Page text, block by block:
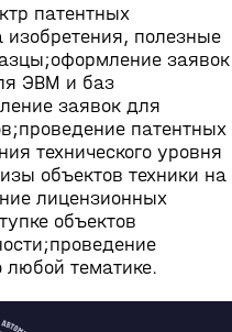
патентных
полезные
заявок
ЭВМ и баз
заявок для
патентных
технического уровня
объектов техники на
лицензионных
объектов
тематике.